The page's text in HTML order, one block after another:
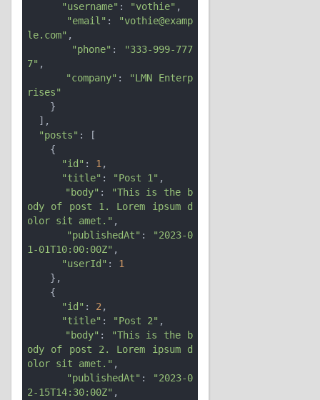
"username" : "vothie" ,
"email" :
"vothie@examp
le.com" ,
"phone" :
"333-999-777
7" ,
"company" :
"LMN Enterp
rises"
"posts" : [
"id" : 1,
"title" : "Post 1" ,
"body" :
"This is the b
ody of post 1. Lorem ipsum d
olor sit amet." ,
"publishedAt" :
"2023-0
1-01T10:00:00Z" ,
"userId" : 1
"id" : 2,
"title" : "Post 2" ,
"body" :
"This is the b
ody of post 2. Lorem ipsum d
olor sit amet." ,
"publishedAt" :
"2023-0
2-15T14:30:00Z" ,